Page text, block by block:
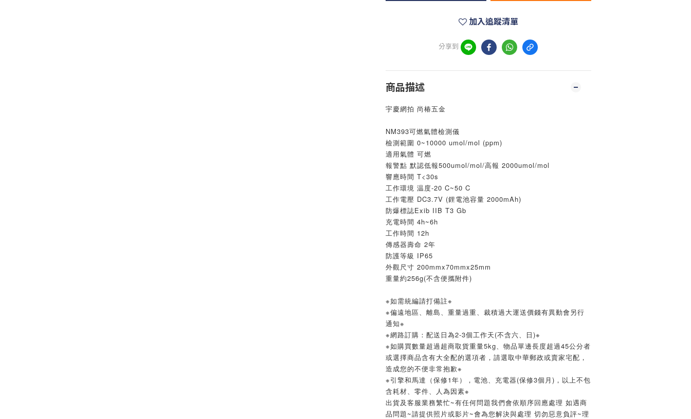
加入追蹤清單
分享到
商品描述
宇慶網拍 尚椿五金
NM393可燃氣體檢測儀
檢測範圍 0~10000 umol/mol (ppm)
適用氣體 可燃
報警點 默認低報500umol/mol/高報 2000umol/mol
響應時間 T<30s
工作環境 温度-20 C~50 C
工作電壓 DC3.7V (鋰電池容量 2000mAh)
防爆標誌Exib IIB T3 Gb
充電時間 4h~6h
工作時間 12h
傳感器壽命 2年
防護等級 IP65
外觀尺寸 200mmx70mmx25mm
重量約256g(不含便攜附件)
※如需統編請打備註※
※偏遠地區、離島、重量過重、裁積過大運送價錢有異動會另行
通知※
※網路訂購：配送日為2-3個工作天(不含六、日)※
※如購買數量超過超商取貨重量5kg、物品單邊長度超過45公分者
或選擇商品含有大全配的選項者，請選取中華郵政或賣家宅配，
造成您的不便非常抱歉※
※引擎和馬達（保修1年），電池、充電器(保修3個月)，以上不包
含耗材、零件、人為因素※
出貨及客服業務繁忙~有任何問題我們會依順序回應處理 如遇商
品問題~請提供照片或影片~會為您解決與處理 切勿惡意負評~理